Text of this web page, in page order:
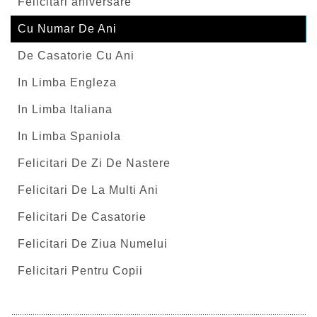
Cu Numar De Ani
De Casatorie Cu Ani
In Limba Engleza
In Limba Italiana
In Limba Spaniola
Felicitari De Zi De Nastere
Felicitari De La Multi Ani
Felicitari De Casatorie
Felicitari De Ziua Numelui
Felicitari Pentru Copii